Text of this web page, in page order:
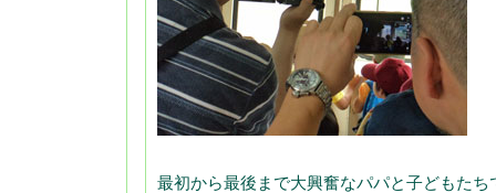
最初から最後まで大興奮なパパと子どもたち